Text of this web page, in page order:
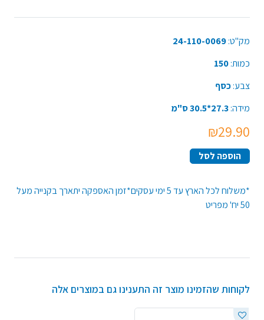
מק"ט:24-110-0069
כמות:150
צבע:כסף
מידה:27.3*30.5 ס"מ
₪29.90
הוספה לסל
*משלוח לכל הארץ עד 5 ימי עסקים*זמן האספקה יתארך בקנייה מעל
50 יח' מפריט
לקוחות שהזמינו מוצר זה התענינו גם במוצרים אלה